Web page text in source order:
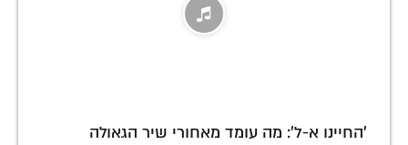
'החיינו א-ל': מה עומד מאחורי שיר הגאולה